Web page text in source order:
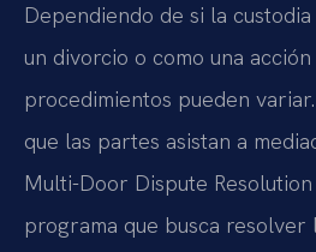
Dependiendo de si la
un divorcio o como una
procedimientos pueden
que las partes asistan a
Multi-Door Dispute
programa que busca resolver